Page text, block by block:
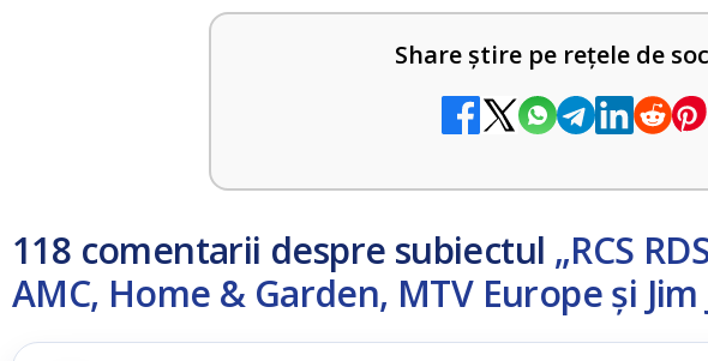
Share știre pe rețele de
118 comentarii despre subiectul „RCS
AMC, Home & Garden, MTV Europe și Jim